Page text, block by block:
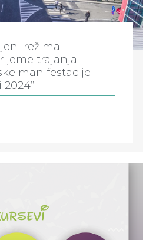
režima
trajanja
manifestacije